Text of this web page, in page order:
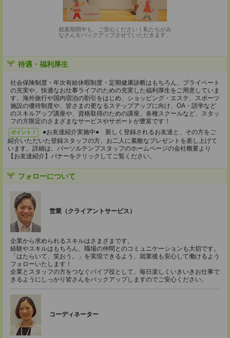
就業期間中も、ご安心ください！私たちがみ
なさんをバックアップさせていただきます。
待遇・福利厚生
社会保険制度・年次有給休暇制度・定期健康診断はもちろん、プライベート
の充実や、快適なお仕事ライフのための充実した福利厚生をご用意していま
す。海外旅行や国内宿泊の割引をはじめ、ショッピング・エステ、スポーツ
施設の優待制度や、皆さまの更なるステップアップに向け、OA・語学など
のスキルアップ講座や、資格取得のための講座、各種スクールなど、スタッ
フの方限定のさまざまなサービスやサポートが豊富です！
ポイント！
●お友達紹介実施中● 新しく登録されるお友達と、その方をご
紹介いただいた登録スタッフの方、お二人に素敵なプレゼントを差し上げて
います。詳細は、パーソルテンプスタッフのホームページの会社概要より
【お友達紹介】バナーをクリックしてご覧ください。
フォローについて
営業（クライアントサービス）
企業から求められるスキルはさまざまです。
経験やスキルはもちろん、職場の仲間とのコミュニケーションも大切です。
「はたらいて、笑おう。」を実現できるよう、就業後も安心して働けるよう
フォローいたします！
企業とスタッフの方をつなぐパイプ役として、毎日楽しくいきいきお仕事で
きるようにしっかり皆さんをバックアップしますのでご安心ください。
コーディネーター